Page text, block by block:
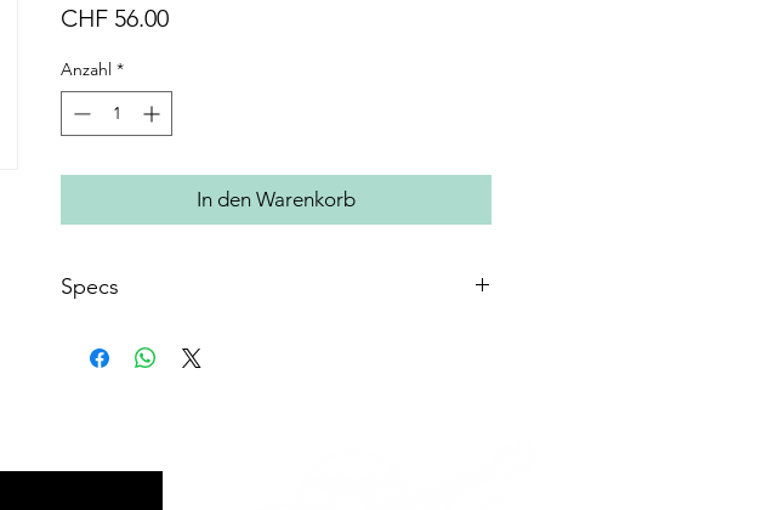
CHF 56.00Preis
Anzahl *
In den Warenkorb
Specs
Stimmplatten Oberfläche: Messing